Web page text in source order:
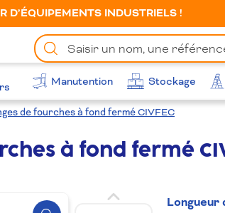
D’ÉQUIPEMENTS INDUSTRIELS !
Chercher
un
produit
Manutention Stockage
de fourches à fond fermé CIVFEC
à fond fermé
Longueur